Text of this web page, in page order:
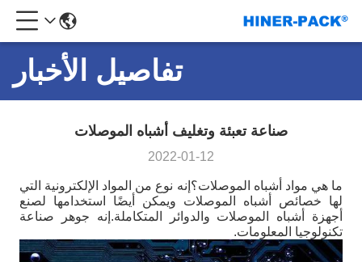
تفاصيل الأخبار
صناعة تعبئة وتغليف أشباه الموصلات
2022-01-12
ما هي مواد أشباه الموصلات؟إنه نوع من المواد الإلكترونية التي
لها خصائص أشباه الموصلات ويمكن أيضًا استخدامها لصنع
أجهزة أشباه الموصلات والدوائر المتكاملة.إنه جوهر صناعة
تكنولوجيا المعلومات.